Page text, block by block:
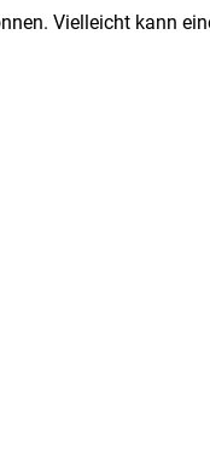
Vielleicht kann